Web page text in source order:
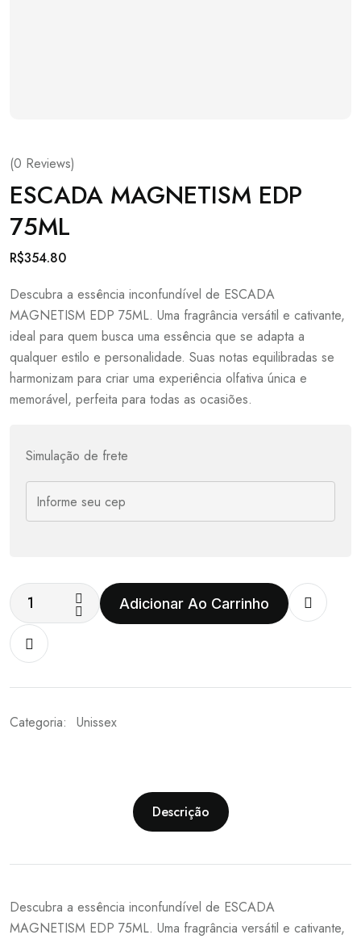
(0 Reviews)
ESCADA MAGNETISM EDP
75ML
R$354.80
Descubra a essência inconfundível de ESCADA
MAGNETISM EDP 75ML. Uma fragrância versátil e cativante,
ideal para quem busca uma essência que se adapta a
qualquer estilo e personalidade. Suas notas equilibradas se
harmonizam para criar uma experiência olfativa única e
memorável, perfeita para todas as ocasiões.
Simulação de frete
Adicionar Ao Carrinho
Categoria: Unissex
Descrição
Descubra a essência inconfundível de ESCADA
MAGNETISM EDP 75ML. Uma fragrância versátil e cativante,